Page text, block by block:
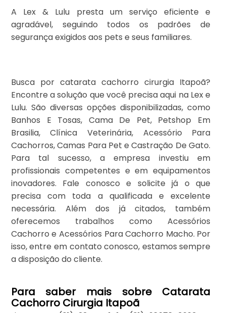
A Lex & Lulu presta um serviço eficiente e
agradável, seguindo todos os padrões de
segurança exigidos aos pets e seus familiares.
Busca por catarata cachorro cirurgia Itapoã?
Encontre a solução que você precisa aqui na Lex e
Lulu. São diversas opções disponibilizadas, como
Banhos E Tosas, Cama De Pet, Petshop Em
Brasilia, Clínica Veterinária, Acessório Para
Cachorros, Camas Para Pet e Castração De Gato.
Para tal sucesso, a empresa investiu em
profissionais competentes e em equipamentos
inovadores. Fale conosco e solicite já o que
precisa com toda a qualificada e excelente
necessária. Além dos já citados, também
oferecemos trabalhos como Acessórios
Cachorro e Acessórios Para Cachorro Macho. Por
isso, entre em contato conosco, estamos sempre
a disposição do cliente.
Para saber mais sobre Catarata
Cachorro Cirurgia Itapoã